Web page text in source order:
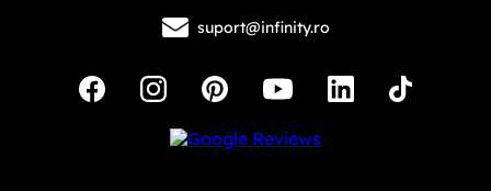
suport@infinity.ro